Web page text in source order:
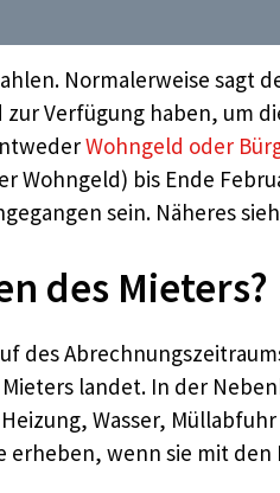
Normalerweise sagt
Verfügung haben, um
Wohngeld oder
Wohngeld) bis Ende
sein. Näheres
des Mieters?
landet. In der
Wasser,
wenn sie mit den